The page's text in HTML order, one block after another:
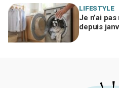
LIFESTYLE
Je n’ai
depuis